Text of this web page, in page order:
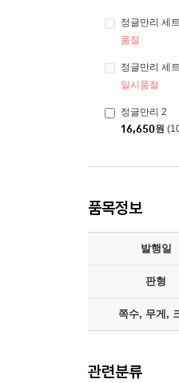
정글만리 세
품절
정글만리 세트
일시품절
정글만리 2
16,650원
품목정보
발행일
판형
쪽수, 무게,
관련분류